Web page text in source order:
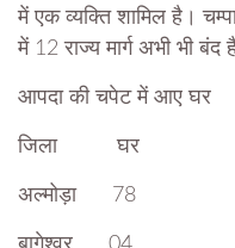
में एक व्यक्ति शामिल है।
में 12 राज्य मार्ग अभी भी बंद
आपदा की चपेट में आए घर
जिला घर
अल्मोड़ा 78